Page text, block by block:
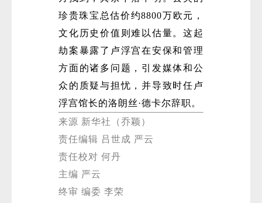
珍贵珠宝总估价约8800万欧元，
文化历史价值则难以估量。这起
劫案暴露了卢浮宫在安保和管理
方面的诸多问题，引发媒体和公
众的质疑与担忧，并导致时任卢
浮宫馆长的洛朗丝·德卡尔辞职。
来源 新华社（乔颖）
责任编辑 吕世成 严云
责任校对 何丹
主编 严云
终审 编委 李荣